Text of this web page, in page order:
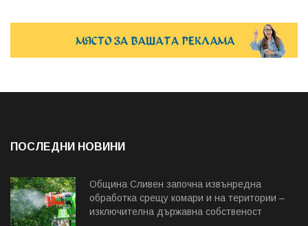
ПОСЛЕДНИ НОВИНИ
Община Сливен започна извънредна
обработка срещу комари и на територии –
изключителна държавна собственост